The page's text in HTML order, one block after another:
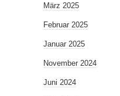
März 2025
Februar 2025
Januar 2025
November 2024
Juni 2024